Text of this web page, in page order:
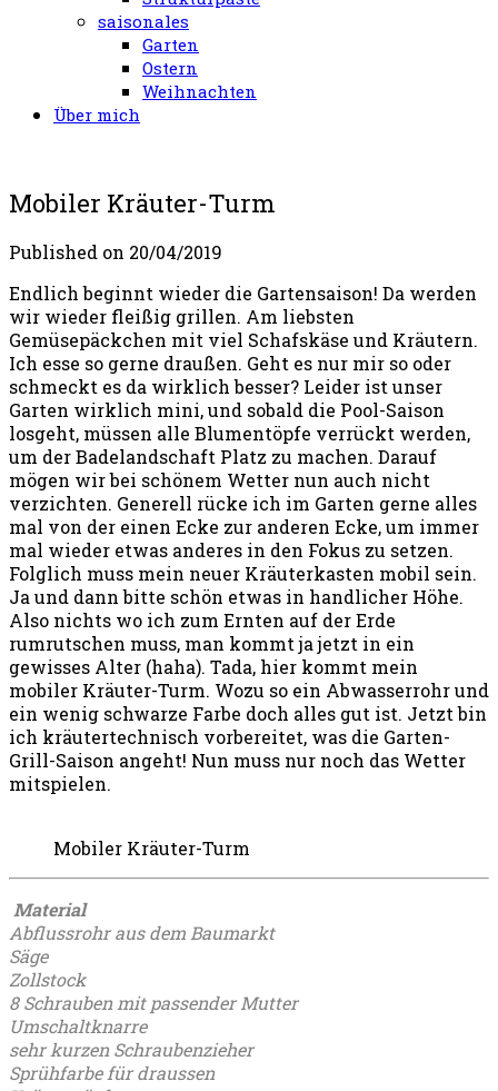
saisonales
Garten
Ostern
Weihnachten
Über mich
Mobiler Kräuter-Turm
Published on 20/04/2019
Endlich beginnt wieder die Gartensaison! Da werden
wir wieder fleißig grillen. Am liebsten
Gemüsepäckchen mit viel Schafskäse und Kräutern.
Ich esse so gerne draußen. Geht es nur mir so oder
schmeckt es da wirklich besser? Leider ist unser
Garten wirklich mini, und sobald die Pool-Saison
losgeht, müssen alle Blumentöpfe verrückt werden,
um der Badelandschaft Platz zu machen. Darauf
mögen wir bei schönem Wetter nun auch nicht
verzichten. Generell rücke ich im Garten gerne alles
mal von der einen Ecke zur anderen Ecke, um immer
mal wieder etwas anderes in den Fokus zu setzen.
Folglich muss mein neuer Kräuterkasten mobil sein.
Ja und dann bitte schön etwas in handlicher Höhe.
Also nichts wo ich zum Ernten auf der Erde
rumrutschen muss, man kommt ja jetzt in ein
gewisses Alter (haha). Tada, hier kommt mein
mobiler Kräuter-Turm. Wozu so ein Abwasserrohr und
ein wenig schwarze Farbe doch alles gut ist. Jetzt bin
ich kräutertechnisch vorbereitet, was die Garten-
Grill-Saison angeht! Nun muss nur noch das Wetter
mitspielen.
Mobiler Kräuter-Turm
Material
Abflussrohr aus dem Baumarkt
Säge
Zollstock
8 Schrauben mit passender Mutter
Umschaltknarre
sehr kurzen Schraubenzieher
Sprühfarbe für draussen